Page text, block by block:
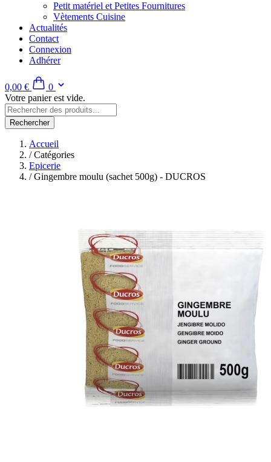
Petit matériel et Petites Fournitures
Vètements Cuisine
Actualités
Contact
Connexion
Adhérer
0,00 €
0
Votre panier est vide.
Rechercher
Accueil
/Catégories
Epicerie
/Gingembre moulu (sachet 500g) - DUCROS